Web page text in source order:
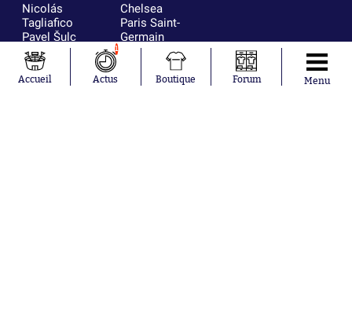
Nicolás
Tagliafico
Pavel Šulc
Gauthier Hein
Lionel Messi
Gonzalo
Chelsea
Paris Saint-
Germain
Olympique
AC Milan
Accueil
1
Actus Boutique Forum Menu